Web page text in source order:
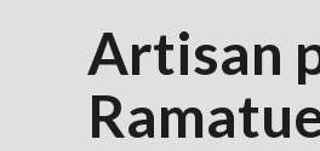
Artisan